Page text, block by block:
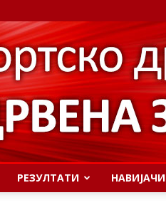
РЕЗУЛТАТИ НАВИЈАЧИ